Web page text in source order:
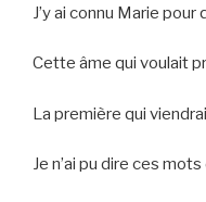
J’y ai connu Marie
Cette âme qui voulait
La première qui
Je n’ai pu dire ces